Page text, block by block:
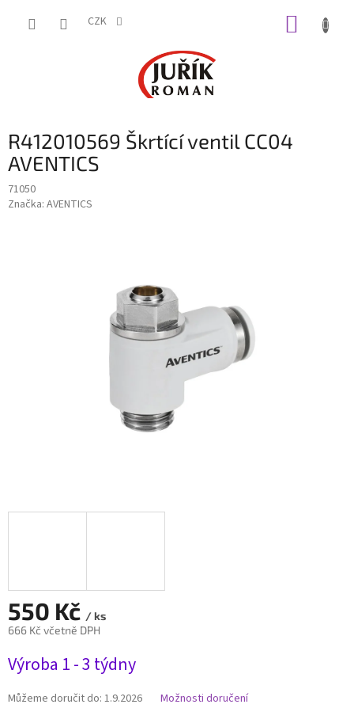
CZK
R412010569 Škrtící ventil CC04
AVENTICS
71050
Značka: AVENTICS
550 Kč / ks
666 Kč včetně DPH
cena:
Výroba 1 - 3 týdny
Můžeme doručit do: 1.9.2026 Možnosti doručení